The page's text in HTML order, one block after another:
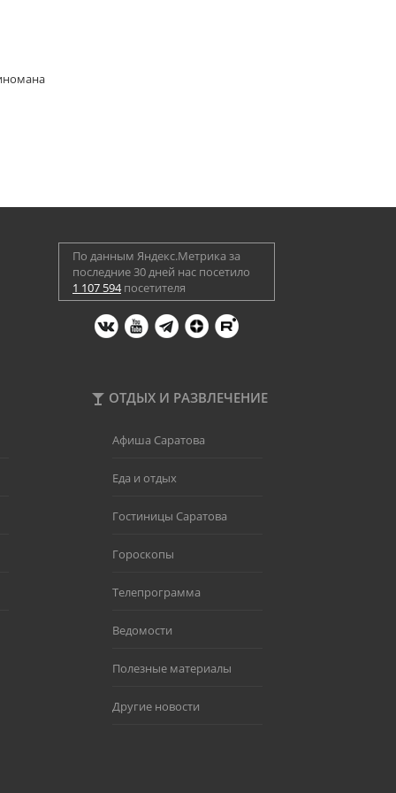
По данным Яндекс.Метрика за
последние 30 дней нас посетило
1 107 594посетителя
ОТДЫХ И РАЗВЛЕЧЕНИЕ
Афиша Саратова
Еда и отдых
Гостиницы Саратова
Гороскопы
Телепрограмма
Ведомости
Полезные материалы
Другие новости